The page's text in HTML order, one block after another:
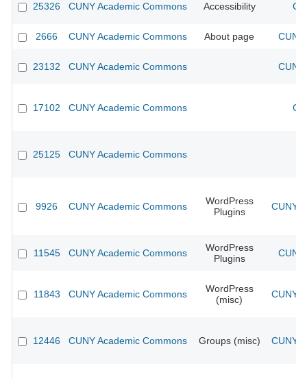
25326 CUNY Academic Commons Accessibility
2666 CUNY Academic Commons About page
23132 CUNY Academic Commons
17102 CUNY Academic Commons
25125 CUNY Academic Commons
9926 CUNY Academic Commons
WordPress
Plugins
CUNY
11545 CUNY Academic Commons
WordPress
Plugins
11843 CUNY Academic Commons
WordPress
(misc)
CUNY
12446 CUNY Academic Commons Groups (misc) CUNY